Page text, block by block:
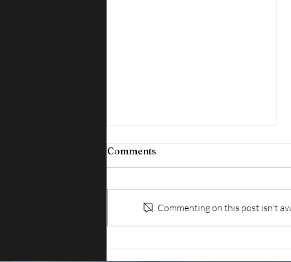
Comments
Commenting on this post isn't